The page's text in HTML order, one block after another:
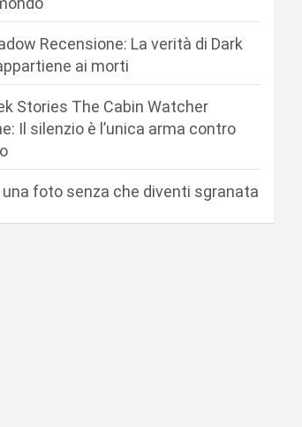
Recensione: La verità di Dark
ai morti
Stories The Cabin Watcher
Il silenzio è l’unica arma contro
una foto senza che diventi sgranata